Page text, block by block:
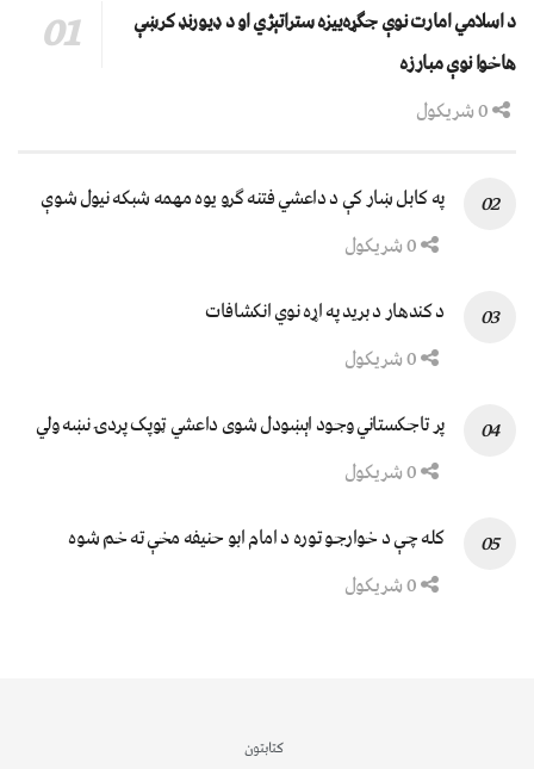
د اسلامي امارت نوې جګړه‌ییزه ستراتېژي او د ډیورنډ کرښې
هاخوا نوې مبارزه
په کابل ښار کې د داعشي فتنه ګرو يوه مهمه شبکه نيول شوې
د کندهار د برید په اړه نوي انکشافات
پر تاجکستاني وجود اېښودل شوی داعشي ټوپک پردۍ نښه ولي
کله چې د خوارجو توره د امام ابو حنیفه مخې ته خم شوه
کتابتون